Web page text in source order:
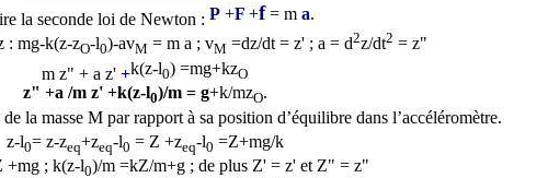
la seconde loi de Newton : P +F +f= m a.
: mg-k(z-zO-l0)-avM = m a ; vM =dz/dt = z' ; a = d2z/dt2 = z"
m z" + a z' +k(z-l0) =mg+kzO
z" +a /m z' +k(z-l0)/m = g+k/mzO.
la masse M par rapport à sa position d’équilibre dans l’accéléromètre.
z-l0= z-zeq+zeq-l0 = Z +zeq-l0 =Z+mg/k
+mg ; k(z-l0)/m =kZ/m+g ; de plus Z' = z' et Z" = z"